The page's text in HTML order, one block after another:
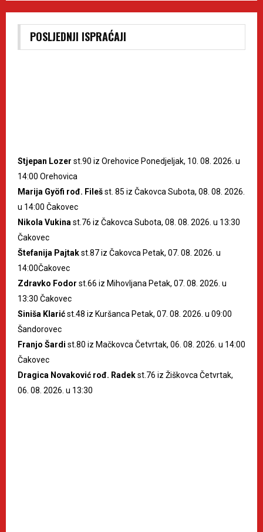
POSLJEDNJI ISPRAĆAJI
Stjepan Lozer st.90 iz Orehovice Ponedjeljak, 10. 08. 2026. u
14:00 Orehovica
Marija Gyöfi rođ. Filešst. 85 iz Čakovca Subota, 08. 08. 2026.
u 14:00 Čakovec
Nikola Vukina st.76 iz Čakovca Subota, 08. 08. 2026. u 13:30
Čakovec
Štefanija Pajtakst.87 iz Čakovca Petak, 07. 08. 2026. u
14:00Čakovec
Zdravko Fodor st.66 iz Mihovljana Petak, 07. 08. 2026. u
13:30 Čakovec
Siniša Klarićst.48 iz Kuršanca Petak, 07. 08. 2026. u 09:00
Šandorovec
Franjo Šardi st.80 iz Mačkovca Četvrtak, 06. 08. 2026. u 14:00
Čakovec
Dragica Novaković rođ. Radekst.76 iz Žiškovca Četvrtak,
06. 08. 2026. u 13:30